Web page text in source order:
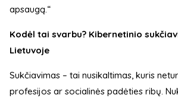
apsaugą.“
Kodėl tai svarbu? Kibernetinio
Lietuvoje
Sukčiavimas – tai nusikaltimas, kuris
profesijos ar socialinės padėties ribų.